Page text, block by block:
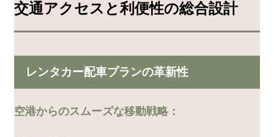
交通アクセスと利便性の総合設計
レンタカー配車プランの革新性
空港からのスムーズな移動戦略：